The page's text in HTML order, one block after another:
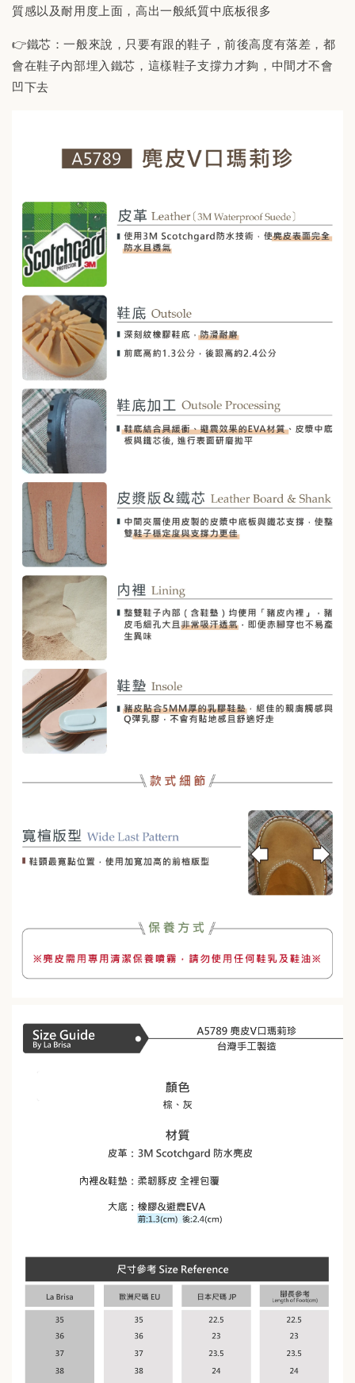
質感以及耐用度上面，高出一般紙質中底板很多
👉鐵芯：一般來說，只要有跟的鞋子，前後高度有落差，都
會在鞋子內部埋入鐵芯，這樣鞋子支撐力才夠，中間才不會
凹下去